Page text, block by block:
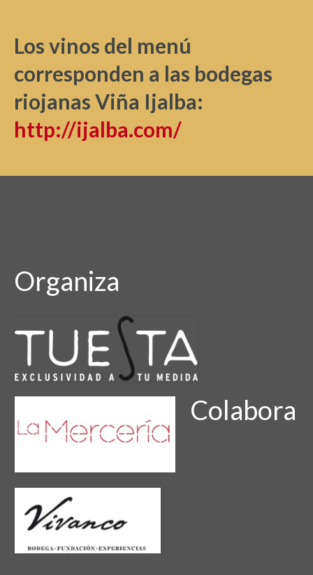
Los vinos del menú
corresponden a las bodegas
riojanas Viña Ijalba:
http://ijalba.com/
Organiza
Colabora